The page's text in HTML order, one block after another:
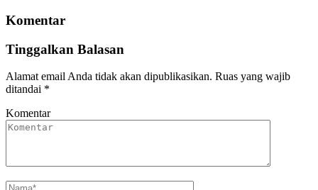
Komentar
Tinggalkan Balasan
Alamat email Anda tidak akan dipublikasikan. Ruas yang wajib
ditandai *
Komentar